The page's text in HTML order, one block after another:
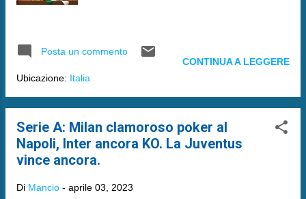
Posta un commento
Ubicazione: Italia
CONTINUA A LEGGERE
Serie A: Milan clamoroso poker al
Napoli, Inter ancora KO. La Juventus
vince ancora.
Di Mancio - aprile 03, 2023